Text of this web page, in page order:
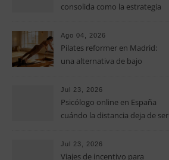
consolida como la estrategia
operativos en las pequeñas y
medianas empresas
Ago 04, 2026
Pilates reformer en Madrid:
una alternativa de bajo
fuerza y movilidad
Jul 23, 2026
Psicólogo online en España
cuándo la distancia deja de ser
terapia
Jul 23, 2026
Viajes de incentivo para